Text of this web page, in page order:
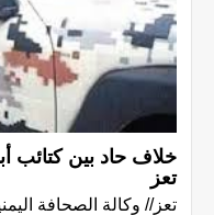
تعز
تعز// وكالة الصحافة